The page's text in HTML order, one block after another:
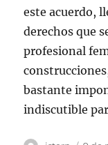
este acuerdo,
derechos que
profesional
bastante
indiscutible